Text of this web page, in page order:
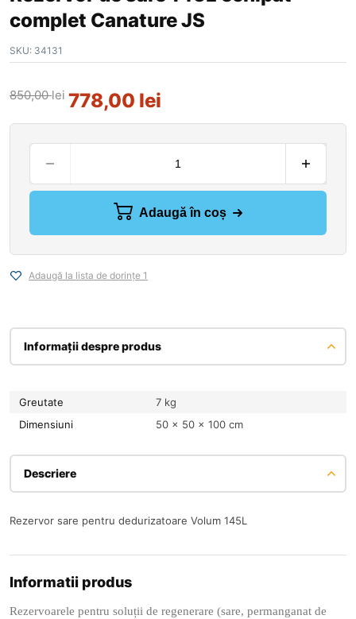
complet Canature JS
SKU: 34131
850,00lei 778,00 lei
Adaugă în coș
Adaugă la lista de dorințe 1
Informații despre produs
Greutate
7 kg
Dimensiuni
50 × 50 × 100 cm
Descriere
Rezervor sare pentru dedurizatoare Volum 145L
Informatii produs
Rezervoarele pentru soluții de regenerare (sare, permanganat de